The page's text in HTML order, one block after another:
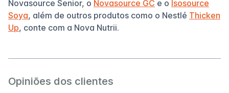
Novasource Senior, o Novasource GC e o Isosource
Soya, além de outros produtos como o Nestlé Thicken
Up, conte com a Nova Nutrii.
Opiniões dos clientes